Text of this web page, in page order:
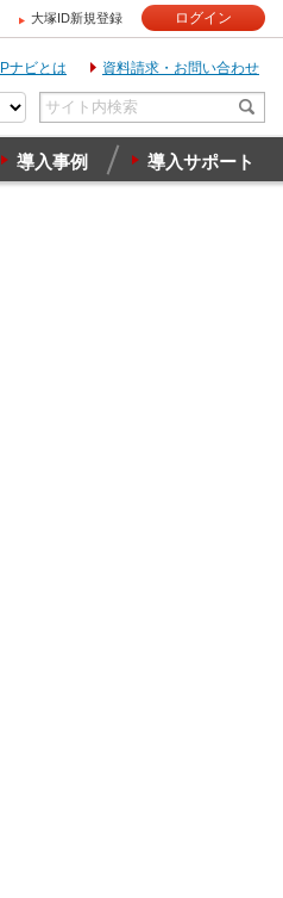
大塚ID新規登録 ログイン
ナビとは 資料請求・お問い合わせ
導入事例 導入サポート